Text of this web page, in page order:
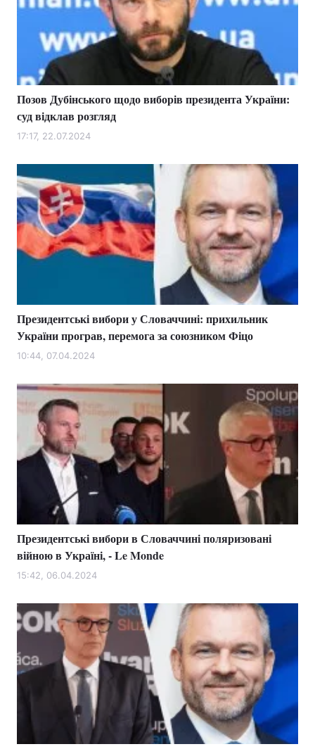
Позов Дубінського щодо виборів президента України:
суд відклав розгляд
17:17, 22.07.2024
Президентські вибори у Словаччині: прихильник
України програв, перемога за союзником Фіцо
10:44, 07.04.2024
Президентські вибори в Словаччині поляризовані
війною в Україні, - Le Monde
15:42, 06.04.2024